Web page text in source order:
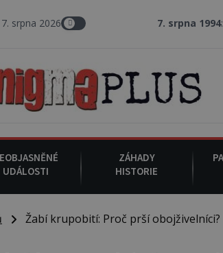
srpna 2026 7. srpna 1994 : Na
UDÁLOSTI
ZÁHADY
HISTORIE
Žabí krupobití: Proč prší obojživelníci?